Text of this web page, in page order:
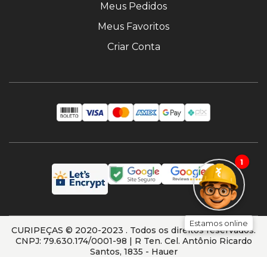
1
Estamos online
Meus Pedidos
Meus Favoritos
Criar Conta
CURIPEÇAS © 2020-2023 . Todos os direitos reservados.
CNPJ: 79.630.174/0001-98 | R Ten. Cel. Antônio Ricardo
Santos, 1835 - Hauer